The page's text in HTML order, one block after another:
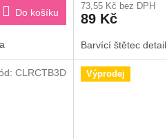
Do košíku
73,55 Kč bez DPH
89 Kč
Barvící štětec
CLRCTB3D Výprodej